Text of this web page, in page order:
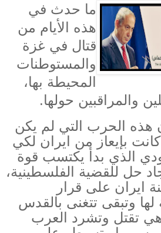
ما حدث في
هذه الأيام من
قتال في غزة
والمستوطنات
المحيطة بها،
والمراقبين حولها.
هذه الحرب التي لم يكن
بإيعاز من ايران لكي
الذي بدأ يكتسب قوة
حل للقضية الفلسطينية،
ايران على قرار
لها وتبقى تتغنى بالقدس
تقتل وتشرد العرب